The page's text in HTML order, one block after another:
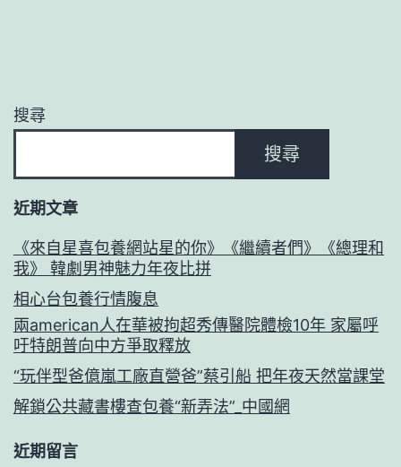
搜尋
搜尋
近期文章
《來自星喜包養網站星的你》《繼續者們》《總理和
我》 韓劇男神魅力年夜比拼
相心台包養行情腹息
兩american人在華被拘超秀傳醫院體檢10年 家屬呼
吁特朗普向中方爭取釋放
“玩伴型爸億嵐工廠直營爸”蔡引船 把年夜天然當課堂
解鎖公共藏書樓查包養“新弄法”_中國網
近期留言